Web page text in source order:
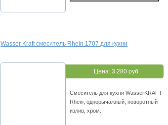
Wasser Kraft смеситель Rhein 1707 для кухни
Цена: 3 280 руб.
Смеситель для кухни WasserKRAFT
Rhein, однорычажный, поворотный
излив, хром.